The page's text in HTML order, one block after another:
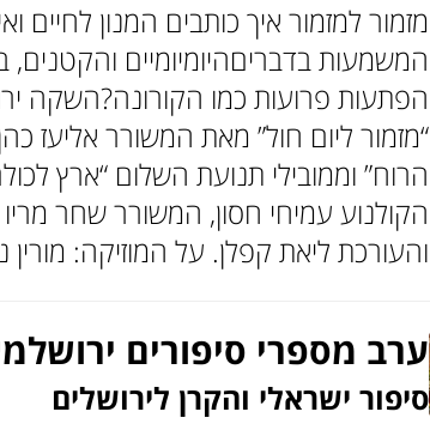
מזמור למזמור איך כותבים המנון לחיים
המשמעות בדבריםהיומיומיים
הפתעות פרועות כמו הקורונה?השקה
“מזמור ליום חול” מאת המשורר אליעז
הרוח” וממובילי תנועת השלום “ארץ
הקולנוע עמיחי חסון, המשורר שחר
והעורכת ליאת קפלן. על המוזיקה:
ערב מספרי סיפורים
סיפור ישראלי והקרן לירושלים